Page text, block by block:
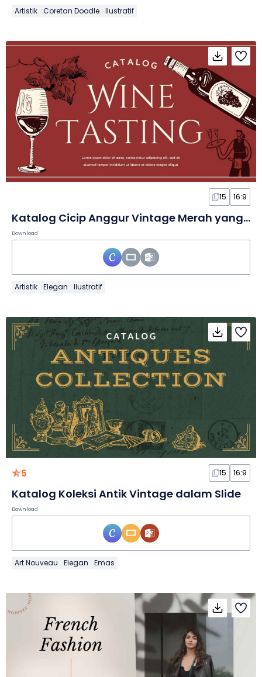
Artistik Coretan Doodle Ilustratif
15 16:9
Katalog Cicip Anggur Vintage Merah yang Elegan dalam Slide
Download
Artistik Elegan Ilustratif
5 15 16:9
Katalog Koleksi Antik Vintage dalam Slide
Download
Art Nouveau Elegan Emas